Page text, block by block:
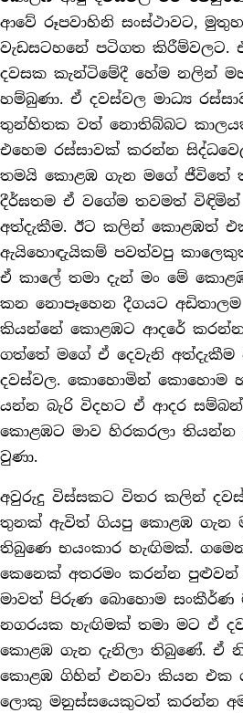
ආවේ රූපවාහිනි සංස්ථාවට,
වැඩසටහනේ පටිගත කිරීම්වලට.
දවසක කැන්ටිමේදී හේම නලින්
හම්බුණා. ඒ දවස්වල මාධ්‍ය
තුන්හිතක වත් නොතිබ්බට
එහෙම රස්සාවක් කරන්න
තමයි කොළඹ ගැන මගේ ජීවිතේ
දීර්ඝතම ඒ වගේම තවමත්
අත්දැකීම. ඊට කලින් කොළඹත්
ඇයිහොඳැයිකම් පවත්වපු
ඒ කාලේ තමා දැන් මං මේ
කන නොපෑහෙන දීගයට අඩිතාලම
කියන්නේ කොළඹට ආදරේ
ගත්තේ මගේ ඒ දෙවැනි අත්දැකීම
දවස්වල. කොහොමින් කොහොම
යන්න බැරි විදහට ඒ ආදර
කොළඹට මාව හිරකරලා
වුණා.
අවුරුදු විස්සකට විතර කලින්
තුනක් ඇවිත් ගියපු කොළඹ ගැන
තිබුණෙ භයංකාර හැඟිමක්.
කෙනෙක් අතරමං කරන්න පුළුවන්
මාවත් පිරුණ බොහොම සංකීර්ණ
නගරයක හැඟිමක් තමා මට ඒ
කොළඹ ගැන දැනිලා තිබුණේ. ඒ
කොළඹ ගිහින් එනවා කියන එක
ලොකු මනුස්සයෙකුටත් කරන්න